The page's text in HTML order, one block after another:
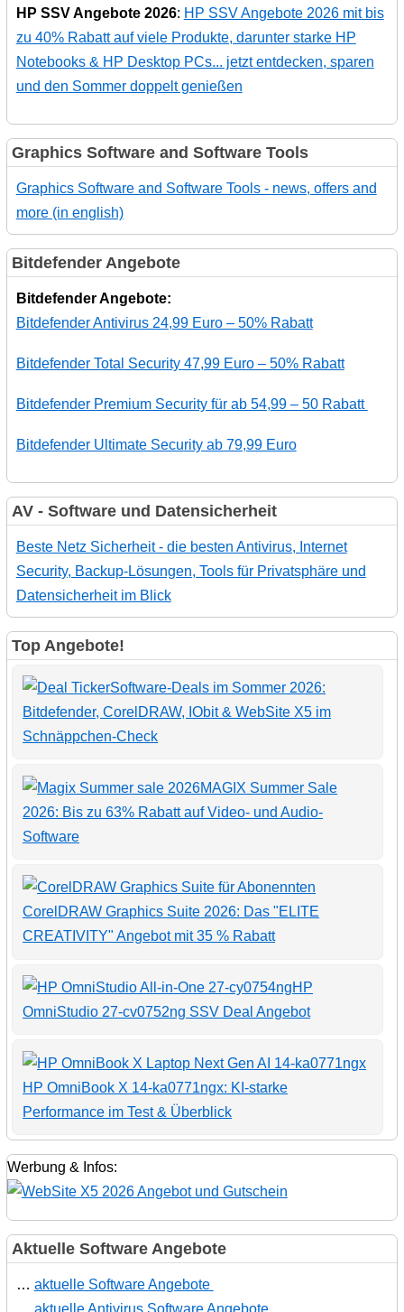
HP SSV Angebote 2026: HP SSV Angebote 2026 mit bis
zu 40% Rabatt auf viele Produkte, darunter starke HP
Notebooks & HP Desktop PCs... jetzt entdecken, sparen
und den Sommer doppelt genießen
Graphics Software and Software Tools
Graphics Software and Software Tools - news, offers and
more (in english)
Bitdefender Angebote
Bitdefender Angebote:
Bitdefender Antivirus 24,99 Euro – 50% Rabatt
Bitdefender Total Security 47,99 Euro – 50% Rabatt
Bitdefender Premium Security für ab 54,99 – 50 Rabatt
Bitdefender Ultimate Security ab 79,99 Euro
AV - Software und Datensicherheit
Beste Netz Sicherheit - die besten Antivirus, Internet
Security, Backup-Lösungen, Tools für Privatsphäre und
Datensicherheit im Blick
Top Angebote!
Software-Deals im Sommer 2026:
Bitdefender, CorelDRAW, IObit & WebSite X5 im
Schnäppchen-Check
MAGIX Summer Sale
2026: Bis zu 63% Rabatt auf Video- und Audio-
Software
CorelDRAW Graphics Suite 2026: Das "ELITE
CREATIVITY" Angebot mit 35 % Rabatt
HP
OmniStudio 27-cv0752ng SSV Deal Angebot
HP OmniBook X 14-ka0771ngx: KI-starke
Performance im Test & Überblick
Werbung & Infos:
Aktuelle Software Angebote
… aktuelle Software Angebote
aktuelle Antivirus Software Angebote